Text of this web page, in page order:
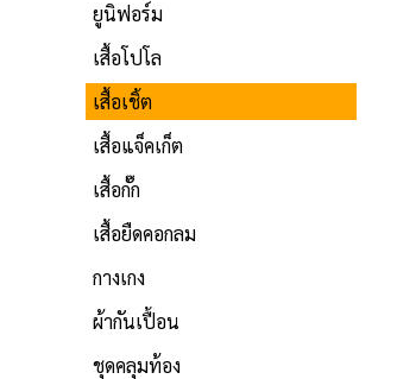
ยูนิฟอร์ม
เสื้อโปโล
เสื้อเชิ้ต
เสื้อแจ็คเก็ต
เสื้อกั๊ก
เสื้อยืดคอกลม
กางเกง
ผ้ากันเปื้อน
ชุดคลุมท้อง